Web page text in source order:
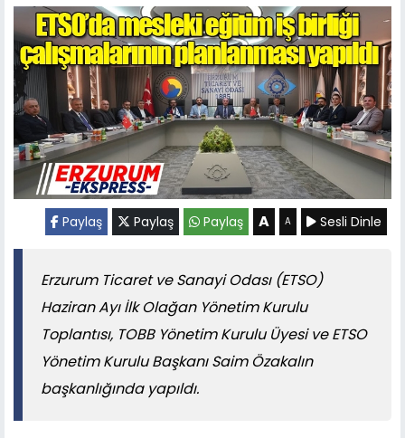
Paylaş Paylaş Paylaş A A Sesli Dinle
Erzurum Ticaret ve Sanayi Odası (ETSO)
Haziran Ayı İlk Olağan Yönetim Kurulu
Toplantısı, TOBB Yönetim Kurulu Üyesi ve ETSO
Yönetim Kurulu Başkanı Saim Özakalın
başkanlığında yapıldı.